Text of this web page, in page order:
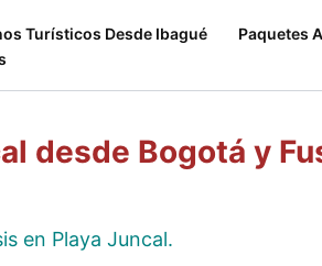
Turísticos Desde Ibagué
Paquetes
desde Bogotá y
en Playa Juncal.